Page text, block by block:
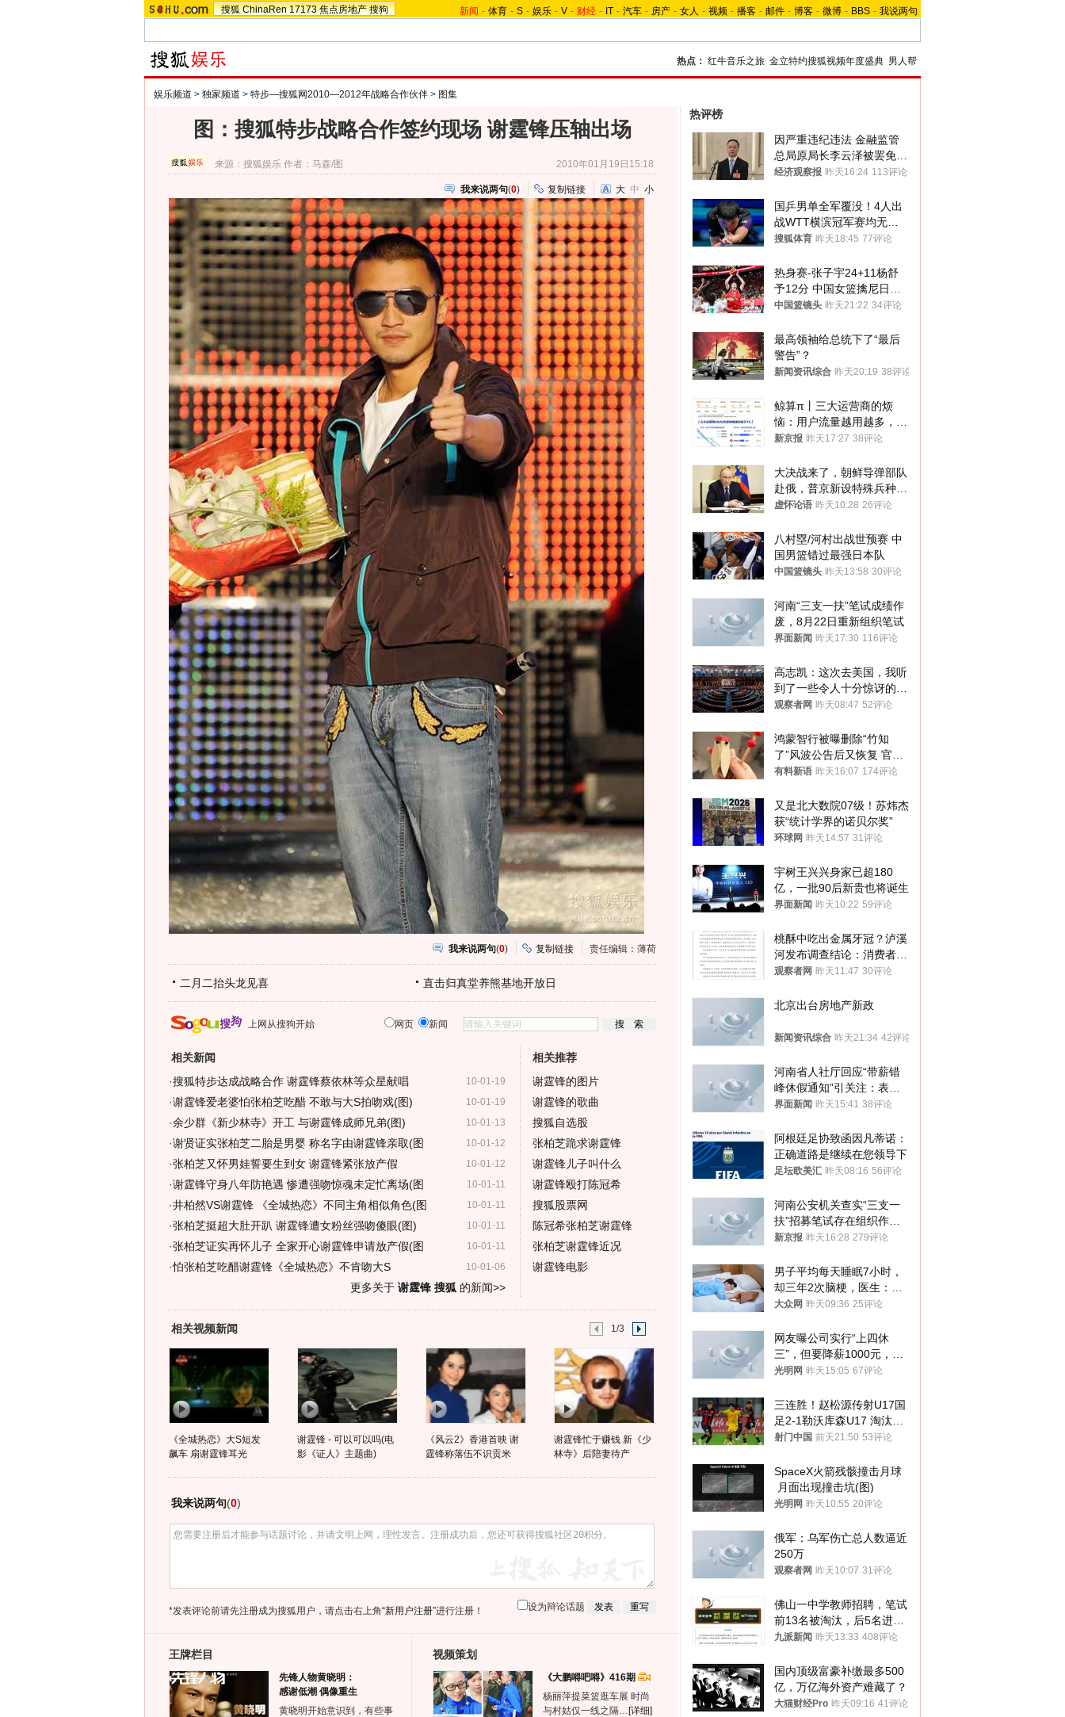
搜狐 ChinaRen 17173 焦点房地产 搜狗 新闻 - 体育 - S - 娱乐 - V - 财经 - IT - 汽车 - 房产 - 女人 - 视频 - 播客 - 邮件 - 博客 - 微博 - BBS - 我说两句
热点： 红牛音乐之旅 金立特约搜狐视频年度盛典 男人帮
娱乐频道 > 独家频道 > 特步—搜狐网2010—2012年战略合作伙伴 > 图集
图：搜狐特步战略合作签约现场 谢霆锋压轴出场
来源：搜狐娱乐 作者：马森/图 2010年01月19日15:18
我来说两句(0) 复制链接 大 中 小
我来说两句(0) 复制链接 责任编辑：薄荷
二月二抬头龙见喜 直击归真堂养熊基地开放日
上网从搜狗开始 网页 新闻
相关新闻
10-01-19
·搜狐特步达成战略合作 谢霆锋蔡依林等众星献唱
10-01-19
·谢霆锋爱老婆怕张柏芝吃醋 不敢与大S拍吻戏(图)
10-01-13
·余少群《新少林寺》开工 与谢霆锋成师兄弟(图)
10-01-12
·谢贤证实张柏芝二胎是男婴 称名字由谢霆锋亲取(图
10-01-12
·张柏芝又怀男娃誓要生到女 谢霆锋紧张放产假
10-01-11
·谢霆锋守身八年防艳遇 惨遭强吻惊魂未定忙离场(图
10-01-11
·井柏然VS谢霆锋 《全城热恋》不同主角相似角色(图
10-01-11
·张柏芝挺超大肚开趴 谢霆锋遭女粉丝强吻傻眼(图)
10-01-11
·张柏芝证实再怀儿子 全家开心谢霆锋申请放产假(图
10-01-06
·怕张柏芝吃醋谢霆锋《全城热恋》不肯吻大S
更多关于 谢霆锋 搜狐 的新闻>>
相关推荐
谢霆锋的图片
谢霆锋的歌曲
搜狐自选股
张柏芝跪求谢霆锋
谢霆锋儿子叫什么
谢霆锋殴打陈冠希
搜狐股票网
陈冠希张柏芝谢霆锋
张柏芝谢霆锋近况
谢霆锋电影
相关视频新闻 1/3
《全城热恋》大S短发
飙车 扇谢霆锋耳光
谢霆锋 - 可以可以吗(电
影《证人》主题曲)
《风云2》香港首映 谢
霆锋称落伍不识贡米
谢霆锋忙于赚钱 新《少
林寺》后陪妻待产
我来说两句(0)
*发表评论前请先注册成为搜狐用户，请点击右上角“新用户注册”进行注册！ 设为辩论话题
王牌栏目
先锋人物黄晓明：
感谢低潮 偶像重生
黄晓明开始意识到，有些事
视频策划
《大鹏嘚吧嘚》416期
杨丽萍提菜篮逛车展 时尚
与村姑仅一线之隔… [详细]
热评榜
因严重违纪违法 金融监管
总局原局长李云泽被罢免全
国人大代表
经济观察报 昨天16:24 113评论
国乒男单全军覆没！4人出
战WTT横滨冠军赛均无缘
八强
搜狐体育 昨天18:45 77评论
热身赛-张子宇24+11杨舒
予12分 中国女篮擒尼日利
亚
中国篮镜头 昨天21:22 34评论
最高领袖给总统下了“最后
警告”？
新闻资讯综合 昨天20:19 38评论
鲸算π丨三大运营商的烦
恼：用户流量越用越多，收
入却越来越少
新京报 昨天17:27 38评论
大决战来了，朝鲜导弹部队
赴俄，普京新设特殊兵种，
76岁老将扛旗
虚怀论语 昨天10:28 26评论
八村塁/河村出战世预赛 中
国男篮错过最强日本队
中国篮镜头 昨天13:58 30评论
河南“三支一扶”笔试成绩作
废，8月22日重新组织笔试
界面新闻 昨天17:30 116评论
高志凯：这次去美国，我听
到了一些令人十分惊讶的消
息
观察者网 昨天08:47 52评论
鸿蒙智行被曝删除“竹知
了”风波公告后又恢复 官媒
曾力挺：劝华为要大度的，
有料新语 昨天16:07 174评论
又是北大数院07级！苏炜杰
获“统计学界的诺贝尔奖”
环球网 昨天14:57 31评论
宇树王兴兴身家已超180
亿，一批90后新贵也将诞生
界面新闻 昨天10:22 59评论
桃酥中吃出金属牙冠？泸溪
河发布调查结论：消费者已
澄清，所发视频情况不属实
观察者网 昨天11:47 30评论
北京出台房地产新政
新闻资讯综合 昨天21:34 42评论
河南省人社厅回应“带薪错
峰休假通知”引关注：表述
不够准确，待修改后印发
界面新闻 昨天15:41 38评论
阿根廷足协致函因凡蒂诺：
正确道路是继续在您领导下
足坛欧美汇 昨天08:16 56评论
河南公安机关查实“三支一
扶”招募笔试存在组织作弊
犯罪行为
新京报 昨天16:28 279评论
男子平均每天睡眠7小时，
却三年2次脑梗，医生：这
样睡觉更伤身
大众网 昨天09:36 25评论
网友曝公司实行“上四休
三”，但要降薪1000元，不
接受只能辞职
光明网 昨天15:05 67评论
三连胜！赵松源传射U17国
足2-1勒沃库森U17 淘汰赛
将战河床
射门中国 前天21:50 53评论
SpaceX火箭残骸撞击月球
月面出现撞击坑(图)
光明网 昨天10:55 20评论
俄军：乌军伤亡总人数逼近
250万
观察者网 昨天10:07 31评论
佛山一中学教师招聘，笔试
前13名被淘汰，后5名进体
检，被疑萝卜岗，官方通
九派新闻 昨天13:33 408评论
国内顶级富豪补缴最多500
亿，万亿海外资产难藏了？
大猫财经Pro 昨天09:16 41评论